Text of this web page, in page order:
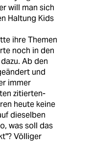
will man sich
Haltung Kids
ihre Themen
noch in den
Ab den
und
immer
zitierten-
heute keine
dieselben
was soll das
Völliger